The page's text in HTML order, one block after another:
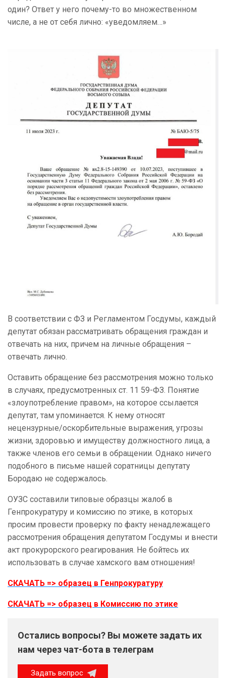
один? Ответ у него почему-то во множественном
числе, а не от себя лично: «уведомляем…»
В соответствии с ФЗ и Регламентом Госдумы, каждый
депутат обязан рассматривать обращения граждан и
отвечать на них, причем на личные обращения –
отвечать лично.
Оставить обращение без рассмотрения можно только
в случаях, предусмотренных ст. 11 59-ФЗ. Понятие
«злоупотребление правом», на которое ссылается
депутат, там упоминается. К нему относят
нецензурные/оскорбительные выражения, угрозы
жизни, здоровью и имуществу должностного лица, а
также членов его семьи в обращении. Однако ничего
подобного в письме нашей соратницы депутату
Бородаю не содержалось.
ОУЗС составили типовые образцы жалоб в
Генпрокуратуру и комиссию по этике, в которых
просим провести проверку по факту ненадлежащего
рассмотрения обращения депутатом Госдумы и внести
акт прокурорского реагирования. Не бойтесь их
использовать в случае хамского вам отношения!
СКАЧАТЬ => образец в Генпрокуратуру
СКАЧАТЬ => образец в Комиссию по этике
Остались вопросы? Вы можете задать их
нам через чат-бота в телеграм
Задать вопрос